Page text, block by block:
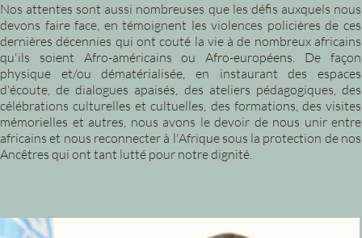
Nos attentes sont aussi nombreuses que les défis auxquels nous
devons faire face, en témoignent les violences policières de ces
dernières décennies qui ont couté la vie à de nombreux africains
qu'ils soient Afro-américains ou Afro-européens. De façon
physique et/ou dématérialisée, en instaurant des espaces
d'écoute, de dialogues apaisés, des ateliers pédagogiques, des
célébrations culturelles et cultuelles, des formations, des visites
mémorielles et autres, nous avons le devoir de nous unir entre
africains et nous reconnecter à l'Afrique sous la protection de nos
Ancêtres qui ont tant lutté pour notre dignité.